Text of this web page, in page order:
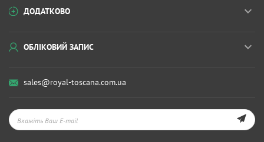
ДОДАТКОВО
ОБЛІКОВИЙ ЗАПИС
sales@royal-toscana.com.ua